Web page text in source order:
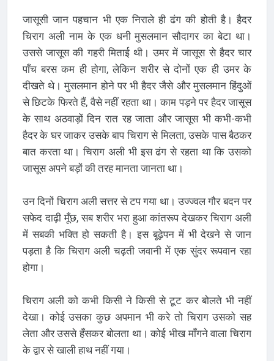
जासूसी जान पहचान भी एक निराले ही ढंग की होती है। हैदर
चिराग अली नाम के एक धनी मुसलमान सौदागर का बेटा था।
उससे जासूस की गहरी मिताई थी। उमर में जासूस से हैदर चार
पाँच बरस कम ही होगा, लेकिन शरीर से दोनों एक ही उमर के
दीखते थे। मुसलमान होने पर भी हैदर जैसे और मुसलमान हिंदुओं
से छिटके फिरते हैं, वैसे नहीं रहता था। काम पड़ने पर हैदर जासूस
के साथ अठवाड़ों दिन रात रह जाता और जासूस भी कभी-कभी
हैदर के घर जाकर उसके बाप चिराग से मिलता, उसके पास बैठकर
बात करता था। चिराग अली भी इस ढंग से रहता था कि उसको
जासूस अपने बड़ों की तरह मानता जानता था।
उन दिनों चिराग अली सत्तर से टप गया था। उज्ज्वल गौर बदन पर
सफेद दाढ़ी मूँछ, सब शरीर भरा हुआ कांतरूप देखकर चिराग अली
में सबकी भक्ति हो सकती है। इस बूढ़ेपन में भी देखने से जान
पड़ता है कि चिराग अली चढ़ती जवानी में एक सुंदर रूपवान रहा
होगा।
चिराग अली को कभी किसी ने किसी से टूट कर बोलते भी नहीं
देखा। कोई उसका कुछ अपमान भी करे तो चिराग उसको सह
लेता और उससे हँसकर बोलता था। कोई भीख माँगने वाला चिराग
के द्वार से खाली हाथ नहीं गया।